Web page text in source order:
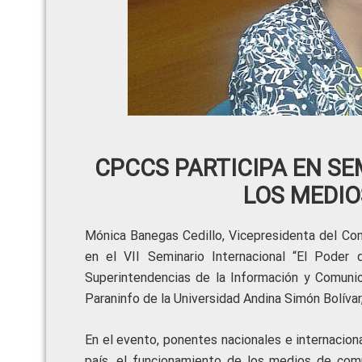
CPCCS PARTICIPA EN
LOS
Mónica Banegas Cedillo, Vicepresidenta del
en el VII Seminario Internacional “El Poder
Superintendencias de la Información y
Paraninfo de la Universidad Andina Simón
En el evento, ponentes nacionales e